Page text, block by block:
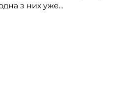
з них уже...